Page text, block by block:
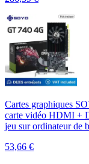
Cartes graphiques
carte vidéo HDMI +
jeu sur ordinateur de
53,66 €